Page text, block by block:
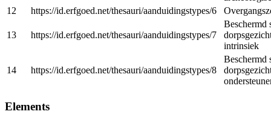
12
https://id.erfgoed.net/thesauri/aanduidingstypes/6
13 https://id.erfgoed.net/thesauri/aanduidingstypes/7
Beschermd
intrinsiek
14 https://id.erfgoed.net/thesauri/aanduidingstypes/8
Beschermd
Elements